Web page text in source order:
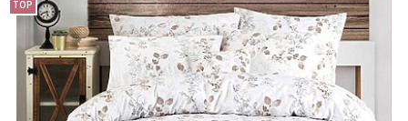
TOP